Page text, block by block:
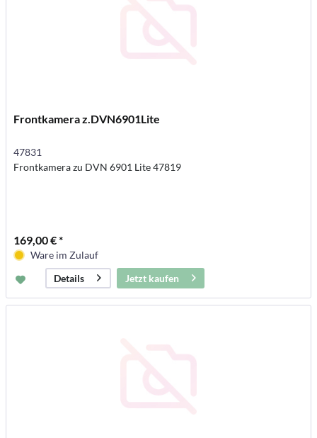
Frontkamera z.DVN6901Lite
47831
Frontkamera zu DVN 6901 Lite 47819
169,00 € *
Ware im Zulauf
Details
Jetzt kaufen